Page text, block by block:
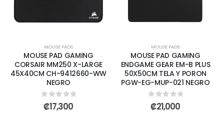
MOUSE PADS
MOUSE PAD GAMING
CORSAIR MM250 X-LARGE
45X40CM CH-9412660-WW
NEGRO
0out of 5
₡17,300
MOUSE PADS
MOUSE PAD GAMING
ENDGAME GEAR EM-B PLUS
50X50CM TELA Y PORON
PGW-EG-MUP-021 NEGRO
0out of 5
₡21,000